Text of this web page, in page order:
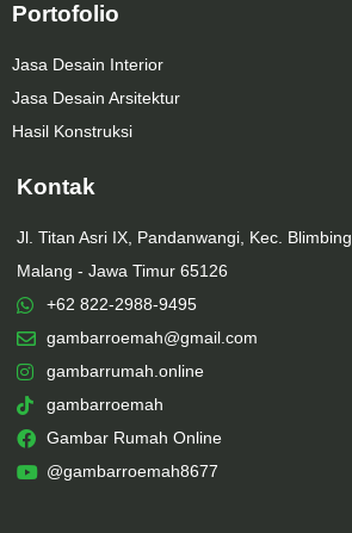
Portofolio
Jasa Desain Interior
Jasa Desain Arsitektur
Hasil Konstruksi
Kontak
Jl. Titan Asri IX, Pandanwangi, Kec. Blimbing
Malang - Jawa Timur 65126
+62 822-2988-9495
gambarroemah@gmail.com
gambarrumah.online
gambarroemah
Gambar Rumah Online
@gambarroemah8677